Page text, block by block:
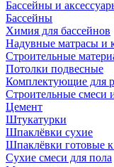
Бассейны и
Бассейны
Химия для бассейнов
Надувные матрасы и
Строительные
Потолки подвесные
Комплектующие для
Строительные смеси
Цемент
Штукатурки
Шпаклёвки сухие
Шпаклёвки готовые
Сухие смеси для пола